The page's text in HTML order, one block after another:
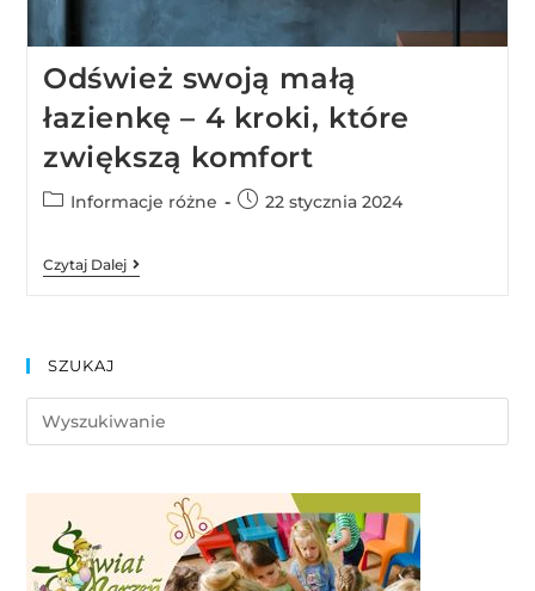
Odśwież swoją małą
łazienkę – 4 kroki, które
zwiększą komfort
Informacje różne 22 stycznia 2024
Czytaj Dalej
SZUKAJ